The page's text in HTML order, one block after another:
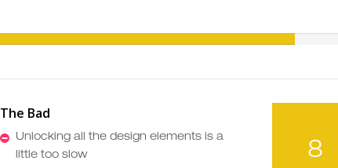
8
The Bad
Unlocking all the design elements is a
little too slow